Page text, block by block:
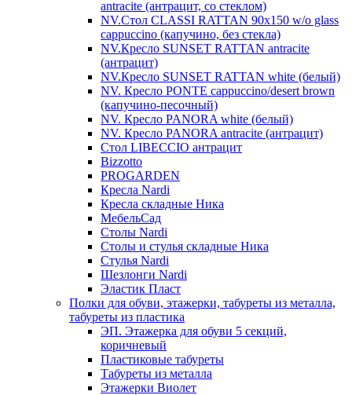
antracite (антрацит, со стеклом)
NV.Стол CLASSI RATTAN 90х150 w/o glass
cappuccino (капучино, без стекла)
NV.Кресло SUNSET RATTAN antracite
(антрацит)
NV.Кресло SUNSET RATTAN white (белый)
NV. Кресло PONTE cappuccino/desert brown
(капучино-песочный)
NV. Кресло PANORA white (белый)
NV. Кресло PANORA antracite (антрацит)
Стол LIBECCIO антрацит
Bizzotto
PROGARDEN
Кресла Nardi
Кресла складные Ника
МебельСад
Столы Nardi
Столы и стулья складные Ника
Стулья Nardi
Шезлонги Nardi
Эластик Пласт
Полки для обуви, этажерки, табуреты из металла,
табуреты из пластика
ЭП. Этажерка для обуви 5 секций,
коричневый
Пластиковые табуреты
Табуреты из металла
Этажерки Виолет